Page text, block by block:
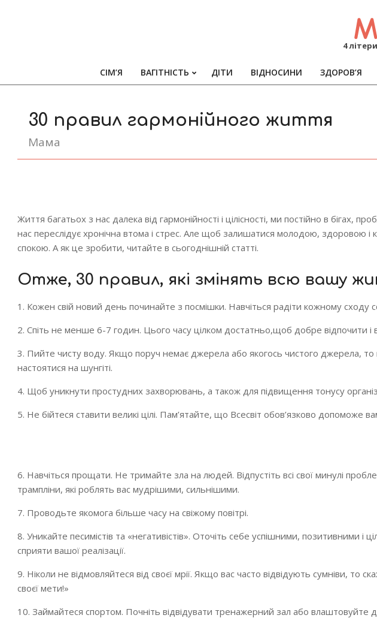
4
СІМ’Я ВАГІТНІСТЬ ДІТИ ВІДНОСИНИ ЗДОРОВ’Я
30 правил гармонійного життя
Мама
Життя багатьох з нас далека від гармонійності і цілісності, ми постійно в бігах,
нас переслідує хронічна втома і стрес. Але щоб залишатися молодою, здоровою і
спокою. А як це зробити, читайте в сьогоднішній статті.
Отже, 30 правил, які змінять всю вашу
1. Кожен свій новий день починайте з посмішки. Навчіться радіти кожному сходу
2. Спіть не менше 6-7 годин. Цього часу цілком достатньо,щоб добре відпочити і
3. Пийте чисту воду. Якщо поруч немає джерела або якогось чистого джерела, то
настоятися на шунгіті.
4. Щоб уникнути простудних захворювань, а також для підвищення тонусу
5. Не бійтеся ставити великі цілі. Пам’ятайте, що Всесвіт обов’язково допоможе
6. Навчіться прощати. Не тримайте зла на людей. Відпустіть всі свої минулі
трампліни, які роблять вас мудрішими, сильнішими.
7. Проводьте якомога більше часу на свіжому повітрі.
8. Уникайте песимістів та «негативістів». Оточіть себе успішними, позитивними
сприяти вашої реалізації.
9. Ніколи не відмовляйтеся від своєї мрії. Якщо вас часто відвідують сумніви, то
своєї мети!»
10. Займайтеся спортом. Почніть відвідувати тренажерний зал або влаштовуйте